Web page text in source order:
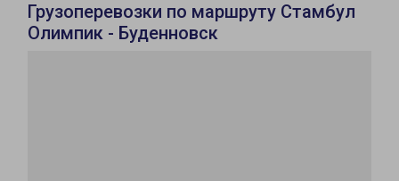
Грузоперевозки по маршруту Стамбул
Олимпик - Буденновск